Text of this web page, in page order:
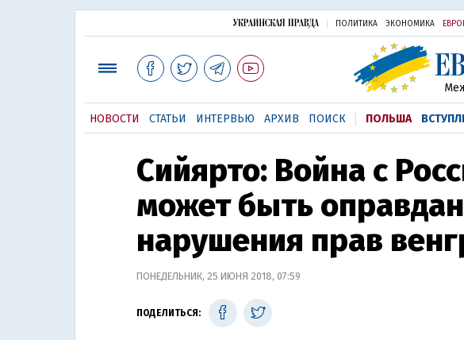
ПОЛИТИКА ЭКОНОМИКА
НОВОСТИ СТАТЬИ ИНТЕРВЬЮ АРХИВ ПОИСК ПОЛЬША
Сийярто: Война с
может быть
нарушения прав
ПОНЕДЕЛЬНИК, 25 ИЮНЯ 2018, 07:59
ПОДЕЛИТЬСЯ: